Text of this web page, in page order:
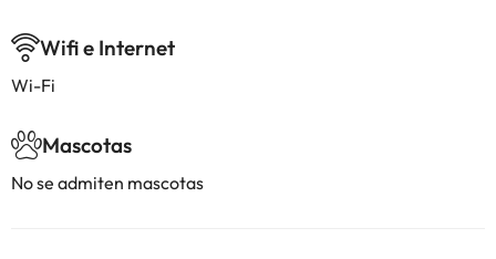
Wifi e Internet
Wi-Fi
Mascotas
No se admiten mascotas